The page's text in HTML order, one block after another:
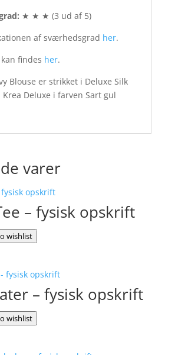
★ ★ ★ (3 ud af 5)
af sværhedsgrad her.
findes her.
Blouse er strikket i Deluxe Silk
Deluxe i farven Sart gul
varer
– fysisk opskrift
wishlist
– fysisk opskrift
wishlist